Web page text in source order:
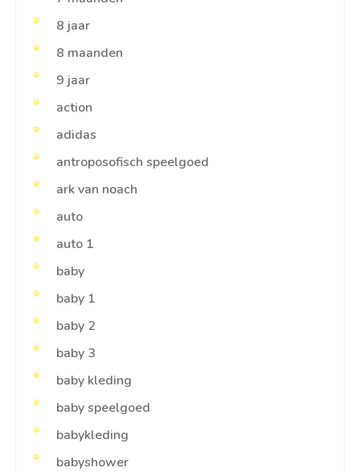
8 jaar
8 maanden
9 jaar
action
adidas
antroposofisch speelgoed
ark van noach
auto
auto 1
baby
baby 1
baby 2
baby 3
baby kleding
baby speelgoed
babykleding
babyshower